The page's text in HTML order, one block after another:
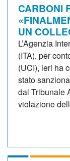
CARBONI
UN
L’Agenzia
(ITA), per
(UCI), ieri ha
stato
dal Tribunale
violazione